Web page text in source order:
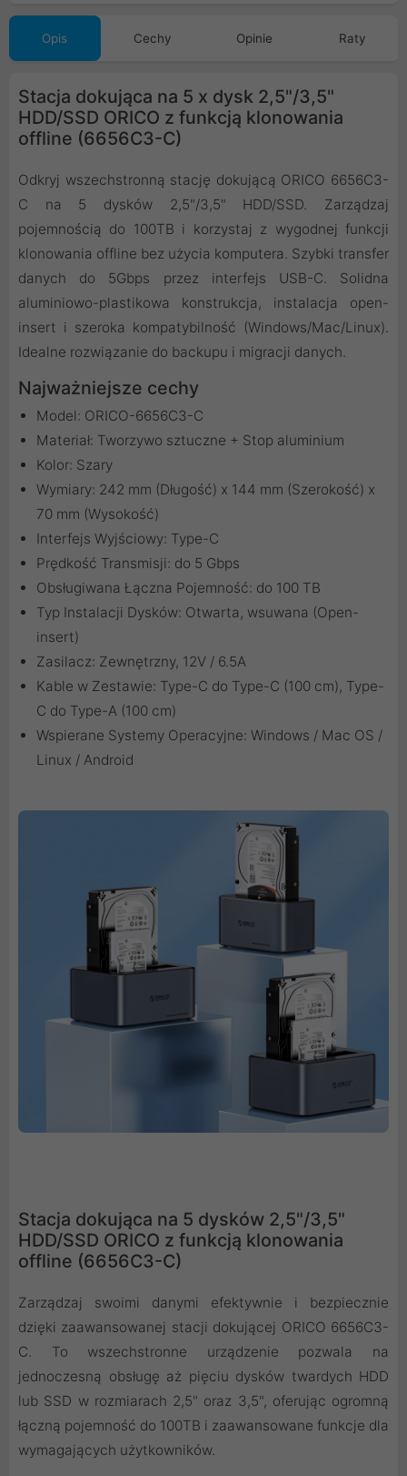
Opis Cechy Opinie Raty
Stacja dokująca na 5 x dysk 2,5"/3,5"
HDD/SSD ORICO z funkcją klonowania
offline (6656C3-C)
Odkryj wszechstronną stację dokującą ORICO 6656C3-
C na 5 dysków 2,5"/3,5" HDD/SSD. Zarządzaj
pojemnością do 100TB i korzystaj z wygodnej funkcji
klonowania offline bez użycia komputera. Szybki transfer
danych do 5Gbps przez interfejs USB-C. Solidna
aluminiowo-plastikowa konstrukcja, instalacja open-
insert i szeroka kompatybilność (Windows/Mac/Linux).
Idealne rozwiązanie do backupu i migracji danych.
Najważniejsze cechy
Model: ORICO-6656C3-C
Materiał: Tworzywo sztuczne + Stop aluminium
Kolor: Szary
Wymiary: 242 mm (Długość) x 144 mm (Szerokość) x
70 mm (Wysokość)
Interfejs Wyjściowy: Type-C
Prędkość Transmisji: do 5 Gbps
Obsługiwana Łączna Pojemność: do 100 TB
Typ Instalacji Dysków: Otwarta, wsuwana (Open-
insert)
Zasilacz: Zewnętrzny, 12V / 6.5A
Kable w Zestawie: Type-C do Type-C (100 cm), Type-
C do Type-A (100 cm)
Wspierane Systemy Operacyjne: Windows / Mac OS /
Linux / Android
Stacja dokująca na 5 dysków 2,5"/3,5"
HDD/SSD ORICO z funkcją klonowania
offline (6656C3-C)
Zarządzaj swoimi danymi efektywnie i bezpiecznie
dzięki zaawansowanej stacji dokującej ORICO 6656C3-
C. To wszechstronne urządzenie pozwala na
jednoczesną obsługę aż pięciu dysków twardych HDD
lub SSD w rozmiarach 2,5" oraz 3,5", oferując ogromną
łączną pojemność do 100TB i zaawansowane funkcje dla
wymagających użytkowników.